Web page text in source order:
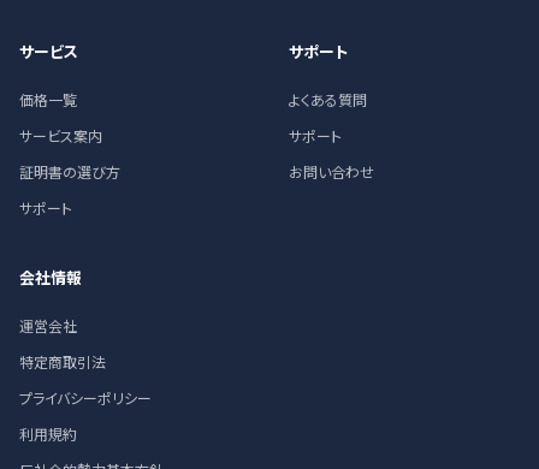
サービス
価格一覧
サービス案内
証明書の選び方
サポート
サポート
よくある質問
サポート
お問い合わせ
会社情報
運営会社
特定商取引法
プライバシーポリシー
利用規約